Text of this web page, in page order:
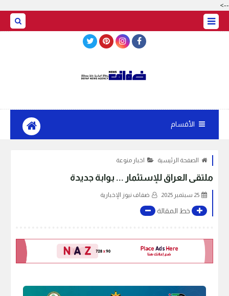
-->
الأقسام
الصفحة الرئيسية اخبار منوعة
ملتقى العراق للإستثمار ... بوابة جديدة
25 سبتمبر 2025 ضفاف نيوز الإخبارية
خط المقالة